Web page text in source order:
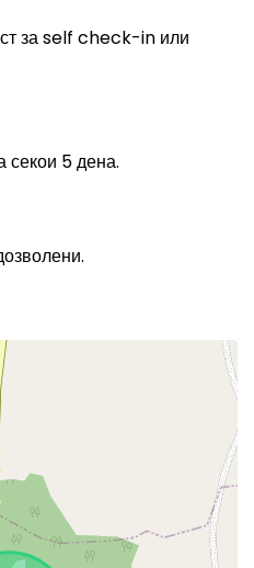
за self check-in или
секои 5 дена.